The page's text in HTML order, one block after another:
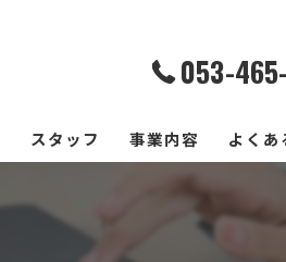
053-
スタッフ 事業内容 よくあ